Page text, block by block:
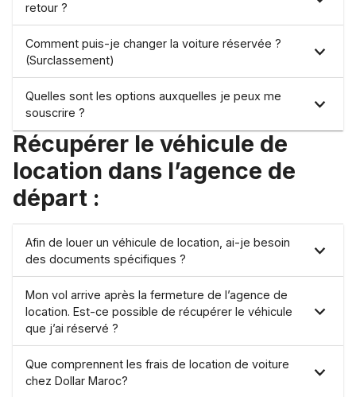
retour ?
Comment puis-je changer la voiture réservée ?
(Surclassement)
Quelles sont les options auxquelles je peux me
souscrire ?
Récupérer le véhicule de
location dans l’agence de
départ :
Afin de louer un véhicule de location, ai-je besoin
des documents spécifiques ?
Mon vol arrive après la fermeture de l’agence de
location. Est-ce possible de récupérer le véhicule
que j’ai réservé ?
Que comprennent les frais de location de voiture
chez Dollar Maroc?